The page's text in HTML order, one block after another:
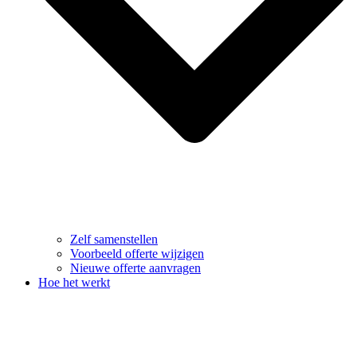
Zelf samenstellen
Voorbeeld offerte wijzigen
Nieuwe offerte aanvragen
Hoe het werkt